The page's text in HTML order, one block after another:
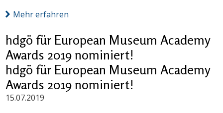
Mehr erfahren
hdgö für European Museum Academy
Awards 2019 nominiert!
hdgö für European Museum Academy
Awards 2019 nominiert!
15.07.2019